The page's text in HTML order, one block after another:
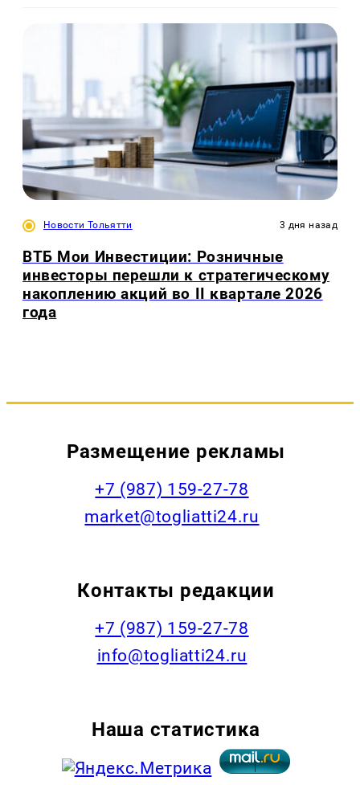
Новости Тольятти 3 дня назад
ВТБ Мои Инвестиции: Розничные
инвесторы перешли к стратегическому
накоплению акций во II квартале 2026
года
Размещение рекламы
+7 (987) 159-27-78
market@togliatti24.ru
Контакты редакции
+7 (987) 159-27-78
info@togliatti24.ru
Наша статистика